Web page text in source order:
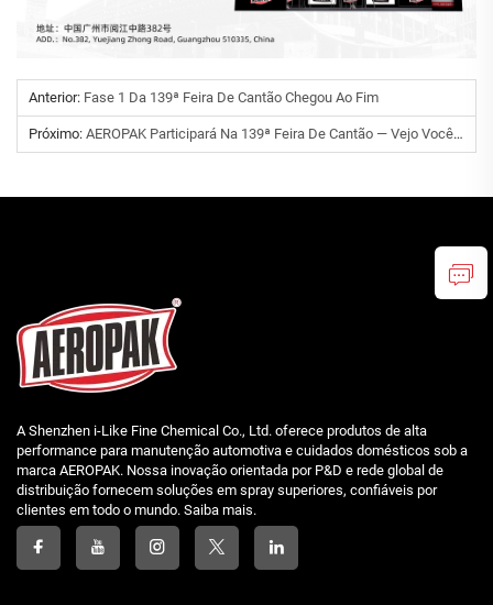
Anterior: Fase 1 Da 139ª Feira De Cantão Chegou Ao Fim
Próximo: AEROPAK Participará Na 139ª Feira De Cantão — Vejo Vocês Em Guangzhou!
A Shenzhen i-Like Fine Chemical Co., Ltd. oferece produtos de alta
performance para manutenção automotiva e cuidados domésticos sob a
marca AEROPAK. Nossa inovação orientada por P&D e rede global de
distribuição fornecem soluções em spray superiores, confiáveis por
clientes em todo o mundo. Saiba mais.